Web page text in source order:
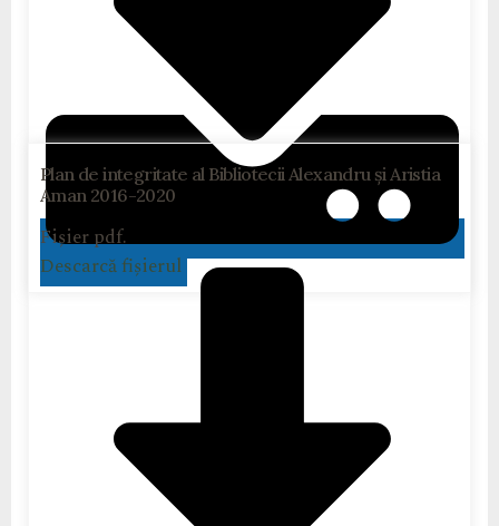
Descarcă fișierul
Plan de integritate al Bibliotecii Alexandru și Aristia
Aman 2016-2020
Fișier pdf.